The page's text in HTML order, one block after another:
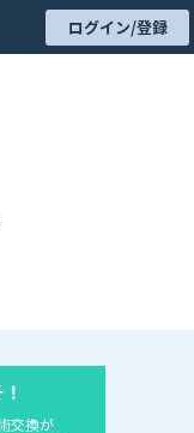
ログイン/登録
交換が